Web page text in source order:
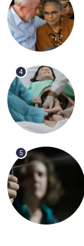
4
5